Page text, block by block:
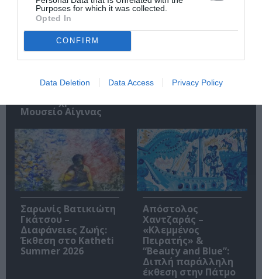
Purposes for which it was collected.
Opted In
CONFIRM
Data Deletion Data Access Privacy Policy
«Απομακρυσμένα
Βουνά και Ποτάμια:
Πατρίδα»:
Περιοδική έκθεση
Μουσείο Αίγινας
τον φακό του
Έκθεση στο
Μουσείο Πάνου &
Σαρωνίς Βατικιώτη
Γκάτσου –
Διαφάνειες Ζωής:
Έκθεση στο Katheti
Summer 2026
Απόστολος
Χαντζαράς –
«Κλεμμένος
Πειρατής» &
“Beauty and Blue”:
Διπλή παράλληλη
έκθεση στην Πάτμο